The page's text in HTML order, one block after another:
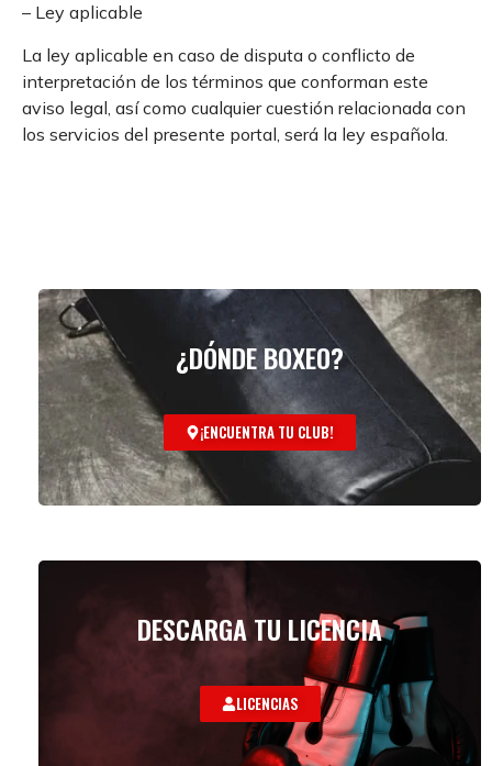
– Ley aplicable
La ley aplicable en caso de disputa o conflicto de
interpretación de los términos que conforman este
aviso legal, así como cualquier cuestión relacionada con
los servicios del presente portal, será la ley española.
¿DÓNDE BOXEO?
¡ENCUENTRA TU CLUB!
DESCARGA TU LICENCIA
LICENCIAS